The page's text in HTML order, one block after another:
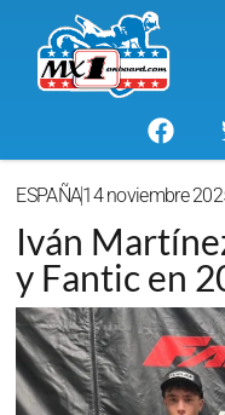
ESPAÑA14 noviembre
Iván
y Fantic en